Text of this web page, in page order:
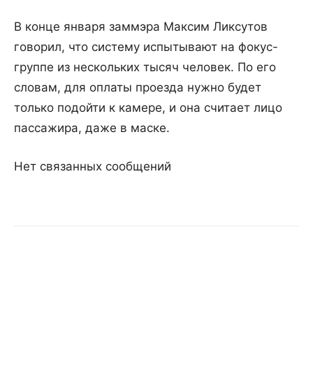
В конце января заммэра Максим Ликсутов
говорил, что систему испытывают на фокус-
группе из нескольких тысяч человек. По его
словам, для оплаты проезда нужно будет
только подойти к камере, и она считает лицо
пассажира, даже в маске.
Нет связанных сообщений